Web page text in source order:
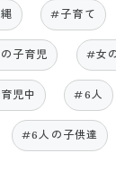
#子育て
子育児 #女
児中 #6人
#6人の子供達